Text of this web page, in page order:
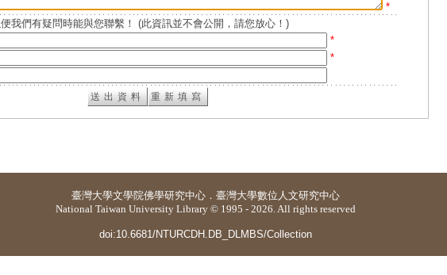
*
我們有疑問時能與您聯繫！ (此資訊並不會公開，請您放心！)
*
*
臺灣大學文學院佛學研究中心 ． 臺灣大學數位人文研究中心
National Taiwan University Library © 1995 - 2026. All rights reserved
doi:10.6681/NTURCDH.DB_DLMBS/Collection